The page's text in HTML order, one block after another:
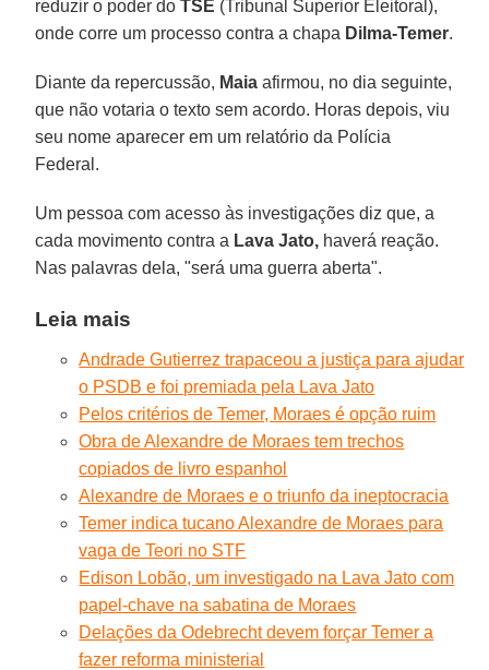
reduzir o poder doTSE (Tribunal Superior Eleitoral),
onde corre um processo contra a chapa Dilma-Temer.
Diante da repercussão, Maia afirmou, no dia seguinte,
que não votaria o texto sem acordo. Horas depois, viu
seu nome aparecer em um relatório da Polícia
Federal.
Um pessoa com acesso às investigações diz que, a
cada movimento contra a Lava Jato, haverá reação.
Nas palavras dela, "será uma guerra aberta".
Leia mais
Andrade Gutierrez trapaceou a justiça para ajudar
o PSDB e foi premiada pela Lava Jato
Pelos critérios de Temer, Moraes é opção ruim
Obra de Alexandre de Moraes tem trechos
copiados de livro espanhol
Alexandre de Moraes e o triunfo da ineptocracia
Temer indica tucano Alexandre de Moraes para
vaga de Teori no STF
Edison Lobão, um investigado na Lava Jato com
papel-chave na sabatina de Moraes
Delações da Odebrecht devem forçar Temer a
fazer reforma ministerial